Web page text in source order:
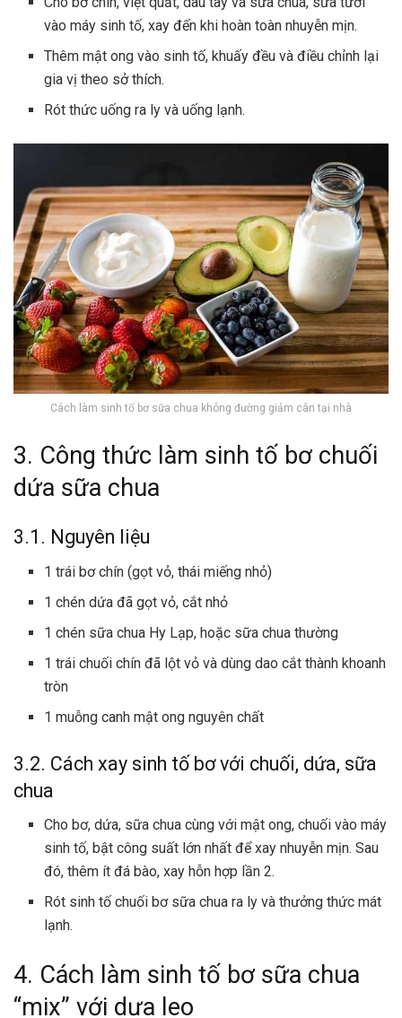
vào máy sinh tố, xay đến khi hoàn toàn nhuyễn mịn.
Thêm mật ong vào sinh tố, khuấy đều và điều chỉnh lại
gia vị theo sở thích.
Rót thức uống ra ly và uống lạnh.
Cách làm sinh tố bơ sữa chua không đường giảm cân tại nhà
3. Công thức làm sinh tố bơ chuối
dứa sữa chua
3.1. Nguyên liệu
1 trái bơ chín (gọt vỏ, thái miếng nhỏ)
1 chén dứa đã gọt vỏ, cắt nhỏ
1 chén sữa chua Hy Lạp, hoặc sữa chua thường
1 trái chuối chín đã lột vỏ và dùng dao cắt thành khoanh
tròn
1 muỗng canh mật ong nguyên chất
3.2. Cách xay sinh tố bơ với chuối, dứa, sữa
chua
Cho bơ, dứa, sữa chua cùng với mật ong, chuối vào máy
sinh tố, bật công suất lớn nhất để xay nhuyễn mịn. Sau
đó, thêm ít đá bào, xay hỗn hợp lần 2.
Rót sinh tố chuối bơ sữa chua ra ly và thưởng thức mát
lạnh.
4. Cách làm sinh tố bơ sữa chua
“mix” với dưa leo